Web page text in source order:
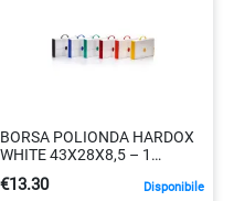
BORSA POLIONDA HARDOX
WHITE 43X28X8,5 – 1
€13.30 Disponibile